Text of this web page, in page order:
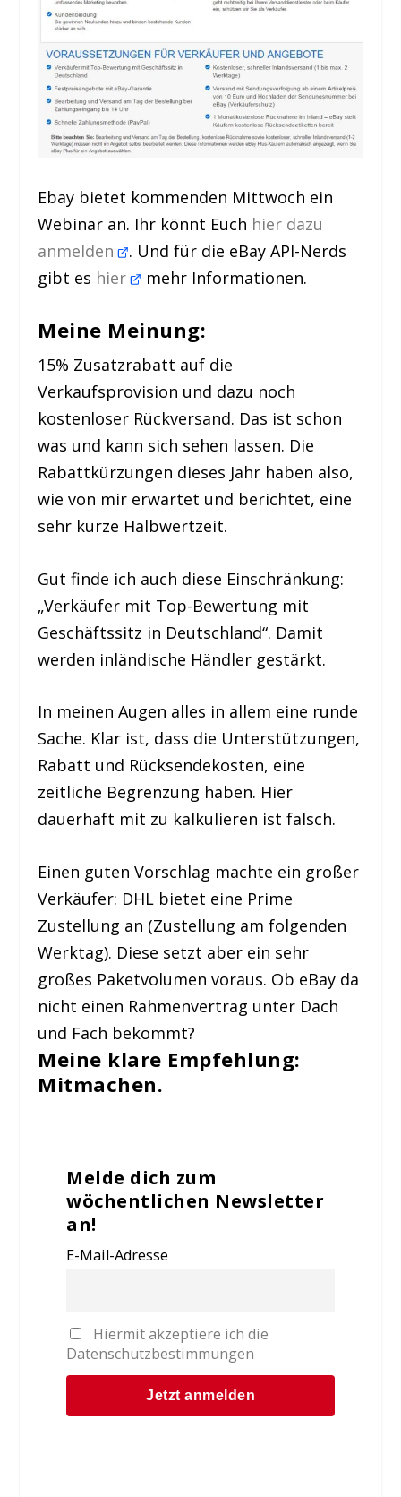
Ebay bietet kommenden Mittwoch ein
Webinar an. Ihr könnt Euch hier dazu
anmelden . Und für die eBay API-Nerds
gibt es hier mehr Informationen.
Meine Meinung:
15% Zusatzrabatt auf die
Verkaufsprovision und dazu noch
kostenloser Rückversand. Das ist schon
was und kann sich sehen lassen. Die
Rabattkürzungen dieses Jahr haben also,
wie von mir erwartet und berichtet, eine
sehr kurze Halbwertzeit.
Gut finde ich auch diese Einschränkung:
„Verkäufer mit Top-Bewertung mit
Geschäftssitz in Deutschland“. Damit
werden inländische Händler gestärkt.
In meinen Augen alles in allem eine runde
Sache. Klar ist, dass die Unterstützungen,
Rabatt und Rücksendekosten, eine
zeitliche Begrenzung haben. Hier
dauerhaft mit zu kalkulieren ist falsch.
Einen guten Vorschlag machte ein großer
Verkäufer: DHL bietet eine Prime
Zustellung an (Zustellung am folgenden
Werktag). Diese setzt aber ein sehr
großes Paketvolumen voraus. Ob eBay da
nicht einen Rahmenvertrag unter Dach
und Fach bekommt?
Meine klare Empfehlung:
Mitmachen.
Melde dich zum
wöchentlichen Newsletter
an!
E-Mail-Adresse
Hiermit akzeptiere ich die
Datenschutzbestimmungen